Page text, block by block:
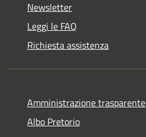
Newsletter
Leggi le FAQ
Richiesta assistenza
Amministrazione trasparente
Albo Pretorio